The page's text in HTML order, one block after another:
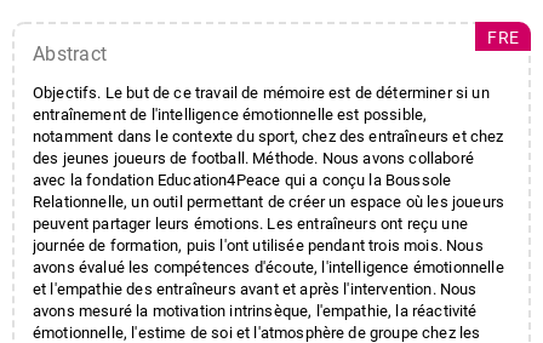
Abstract
Objectifs. Le but de ce travail de mémoire est de déterminer si un
entraînement de l'intelligence émotionnelle est possible,
notamment dans le contexte du sport, chez des entraîneurs et chez
des jeunes joueurs de football. Méthode. Nous avons collaboré
avec la fondation Education4Peace qui a conçu la Boussole
Relationnelle, un outil permettant de créer un espace où les joueurs
peuvent partager leurs émotions. Les entraîneurs ont reçu une
journée de formation, puis l'ont utilisée pendant trois mois. Nous
avons évalué les compétences d'écoute, l'intelligence émotionnelle
et l'empathie des entraîneurs avant et après l'intervention. Nous
avons mesuré la motivation intrinsèque, l'empathie, la réactivité
émotionnelle, l'estime de soi et l'atmosphère de groupe chez les
FRE